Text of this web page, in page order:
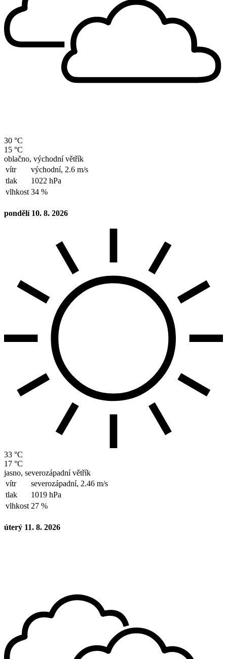
30 °C
15 °C
oblačno, východní větřík
vítr
východní, 2.6 m/s
tlak
1022 hPa
vlhkost 34 %
pondělí 10. 8. 2026
33 °C
17 °C
jasno, severozápadní větřík
vítr
severozápadní, 2.46 m/s
tlak
1019 hPa
vlhkost 27 %
úterý 11. 8. 2026